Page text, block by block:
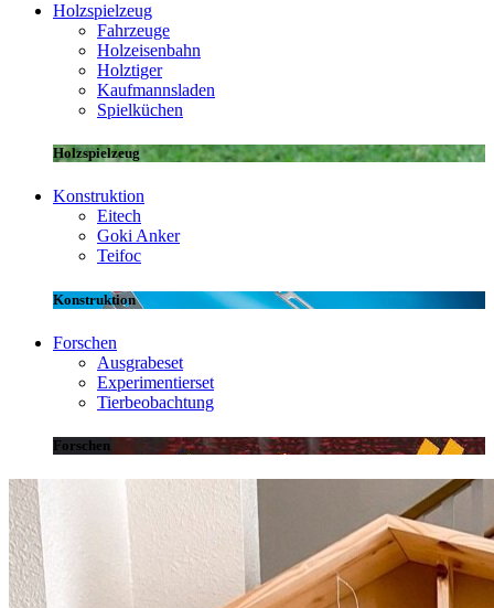
Holzspielzeug
Fahrzeuge
Holzeisenbahn
Holztiger
Kaufmannsladen
Spielküchen
Holzspielzeug
Konstruktion
Eitech
Goki Anker
Teifoc
Konstruktion
Forschen
Ausgrabeset
Experimentierset
Tierbeobachtung
Forschen